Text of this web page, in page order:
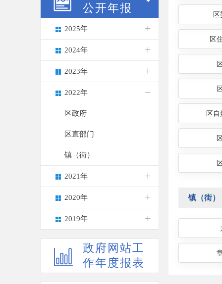
公开年报
2025年
2024年
2023年
2022年
区政府
区直部门
镇（街）
2021年
2020年
2019年
政府网站工
作年度报表
区
区
镇（街）